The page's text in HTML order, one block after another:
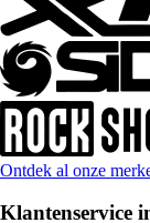
Ontdek al onze
Klantenservice